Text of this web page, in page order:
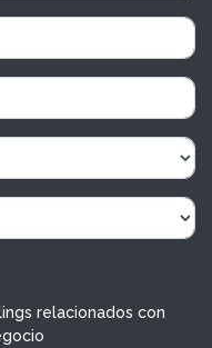
relacionados con